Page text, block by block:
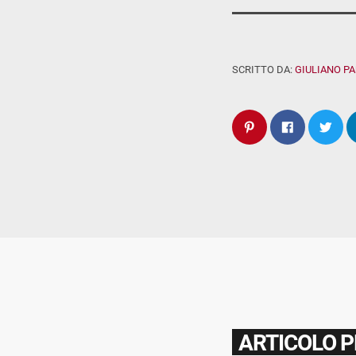
SCRITTO DA: GIULIANO
ARTICOLO